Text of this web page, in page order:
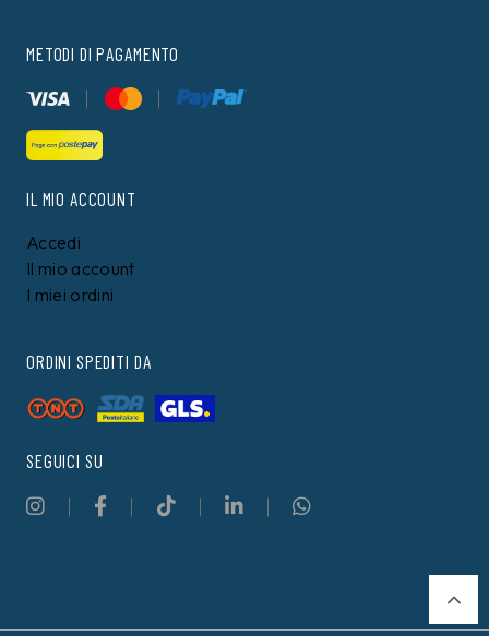
METODI DI PAGAMENTO
IL MIO ACCOUNT
Accedi
Il mio account
I miei ordini
ORDINI SPEDITI DA
SEGUICI SU